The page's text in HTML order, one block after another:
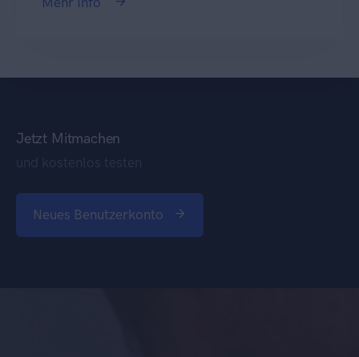
Jetzt Mitmachen
und kostenlos testen
Neues Benutzerkonto